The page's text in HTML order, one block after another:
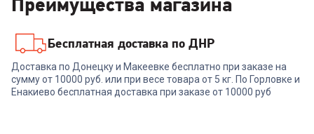
Посудомоечная машина
БИРЮСА DWC-506/7 M
Посудомоечная машина
HIBERG T56 615 W
Бесплатная доставка по ДНР
Доставка по Донецку и Макеевке бесплатно при заказе на
сумму от 10000 руб. или при весе товара от 5 кг. По Горловке и
Енакиево бесплатная доставка при заказе от 10000 руб